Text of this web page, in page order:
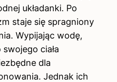
układanki. Po
staje się spragniony
Wypijając wodę,
ciała
dla
Jednak ich